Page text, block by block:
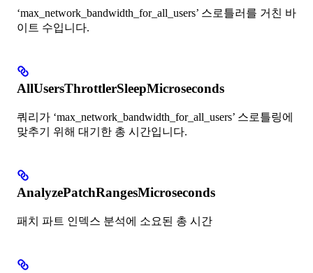
‘max_network_bandwidth_for_all_users’ 스로틀러를 거친 바
이트 수입니다.
AllUsersThrottlerSleepMicroseconds
쿼리가 ‘max_network_bandwidth_for_all_users’ 스로틀링에
맞추기 위해 대기한 총 시간입니다.
AnalyzePatchRangesMicroseconds
패치 파트 인덱스 분석에 소요된 총 시간